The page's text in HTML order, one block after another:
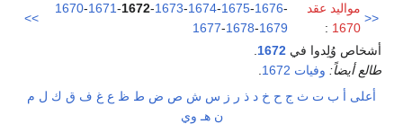
<<
مواليد عقد
1670
:
1670-1671-1672-1673-1674-1675-1676-
1677-1678-1679
>>
أشخاص وُلِدوا في 1672
طالع أيضاً: وفيات 1672
أعلى أ ب ت ث ج ح خ د ذ ر ز س ش ص ض ط ظ ع غ ف ق ك ل م
ن هـ وي